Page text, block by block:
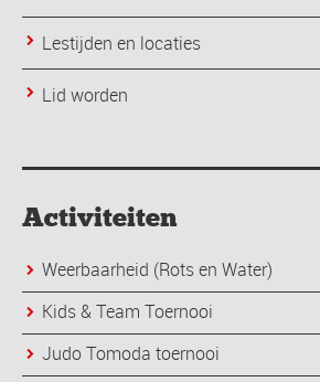
Lestijden en locaties
Lid worden
Activiteiten
Weerbaarheid (Rots en Water)
Kids & Team Toernooi
Judo Tomoda toernooi